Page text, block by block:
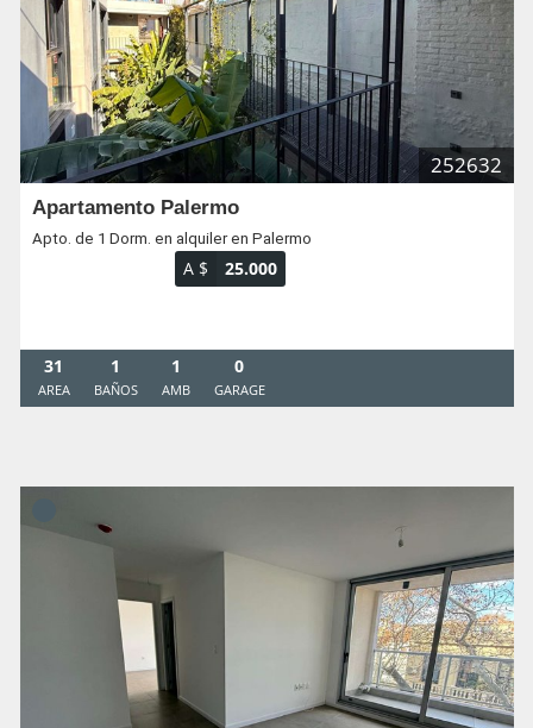
252632
Apartamento Palermo
Apto. de 1 Dorm. en alquiler en Palermo
A $ 25.000
31
AREA
1
BAÑOS
1
AMB
0
GARAGE